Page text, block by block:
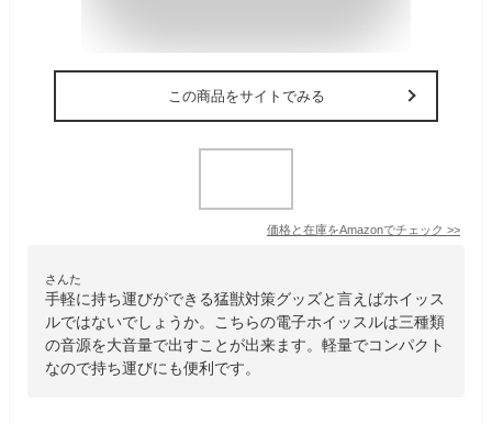
この商品をサイトでみる
価格と在庫をAmazonでチェック >>
さんた
手軽に持ち運びができる猛獣対策グッズと言えばホイッス
ルではないでしょうか。こちらの電子ホイッスルは三種類
の音源を大音量で出すことが出来ます。軽量でコンパクト
なので持ち運びにも便利です。